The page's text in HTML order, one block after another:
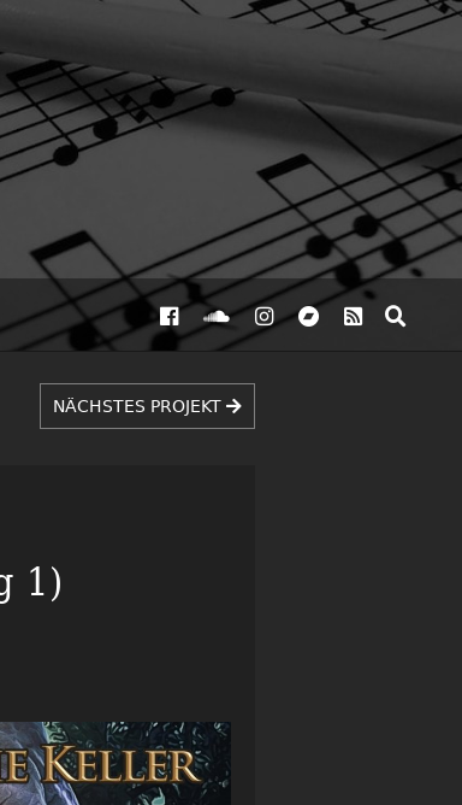
NÄCHSTES PROJEKT
1)